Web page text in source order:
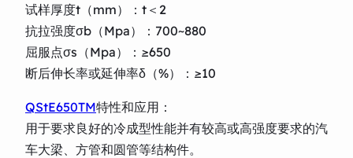
试样厚度t（mm）：t＜2
抗拉强度σb（Mpa）：700~880
屈服点σs（Mpa）：≥650
断后伸长率或延伸率δ（%）：≥10
QStE650TM特性和应用：
用于要求良好的冷成型性能并有较高或高强度要求的汽
车大梁、方管和圆管等结构件。